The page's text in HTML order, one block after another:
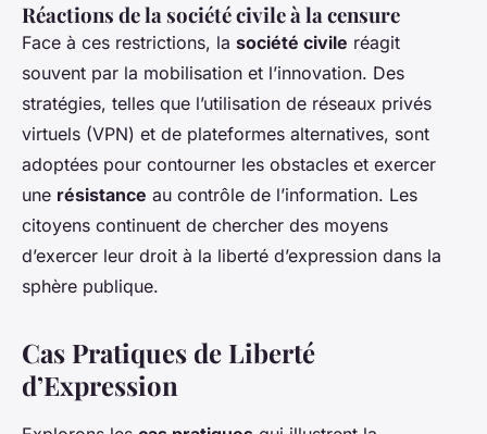
Réactions de la société civile à la censure
Face à ces restrictions, la société civile réagit
souvent par la mobilisation et l’innovation. Des
stratégies, telles que l’utilisation de réseaux privés
virtuels (VPN) et de plateformes alternatives, sont
adoptées pour contourner les obstacles et exercer
une résistance au contrôle de l’information. Les
citoyens continuent de chercher des moyens
d’exercer leur droit à la liberté d’expression dans la
sphère publique.
Cas Pratiques de Liberté
d’Expression